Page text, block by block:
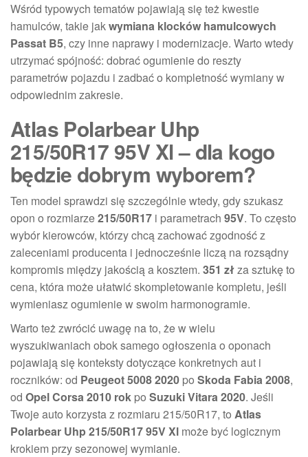
Wśród typowych tematów pojawiają się też kwestie
hamulców, takie jakwymiana klocków hamulcowych
Passat B5, czy inne naprawy i modernizacje. Warto wtedy
utrzymać spójność: dobrać ogumienie do reszty
parametrów pojazdu i zadbać o kompletność wymiany w
odpowiednim zakresie.
Atlas Polarbear Uhp
215/50R17 95V Xl – dla kogo
będzie dobrym wyborem?
Ten model sprawdzi się szczególnie wtedy, gdy szukasz
opon o rozmiarze215/50R17 i parametrach 95V. To często
wybór kierowców, którzy chcą zachować zgodność z
zaleceniami producenta i jednocześnie liczą na rozsądny
kompromis między jakością a kosztem. 351 złza sztukę to
cena, która może ułatwić skompletowanie kompletu, jeśli
wymieniasz ogumienie w swoim harmonogramie.
Warto też zwrócić uwagę na to, że w wielu
wyszukiwaniach obok samego ogłoszenia o oponach
pojawiają się konteksty dotyczące konkretnych aut i
roczników: od Peugeot 5008 2020 po Skoda Fabia 2008,
od Opel Corsa 2010 rok po Suzuki Vitara 2020. Jeśli
Twoje auto korzysta z rozmiaru 215/50R17, to Atlas
Polarbear Uhp 215/50R17 95V Xl może być logicznym
krokiem przy sezonowej wymianie.